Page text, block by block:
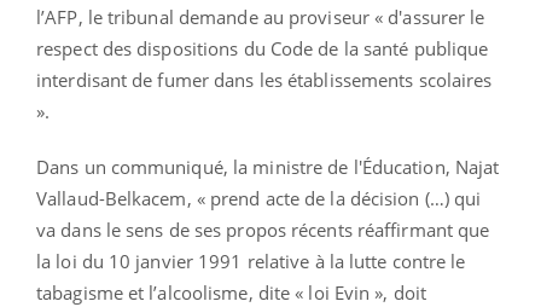
l’AFP, le tribunal demande au proviseur « d'assurer le
respect des dispositions du Code de la santé publique
interdisant de fumer dans les établissements scolaires
».
Dans un communiqué, la ministre de l'Éducation, Najat
Vallaud-Belkacem, « prend acte de la décision (…) qui
va dans le sens de ses propos récents réaffirmant que
la loi du 10 janvier 1991 relative à la lutte contre le
tabagisme et l’alcoolisme, dite « loi Evin », doit